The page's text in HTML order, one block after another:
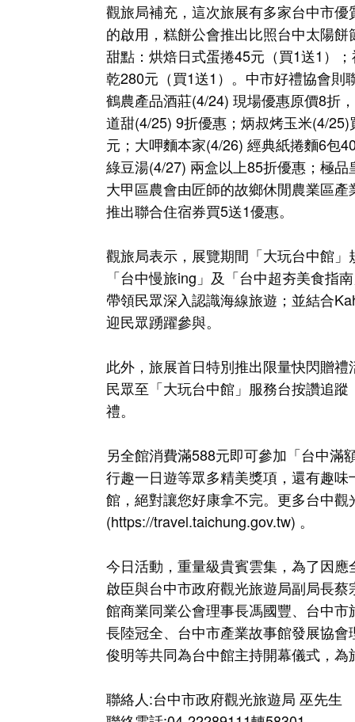
觀旅局補充，這次旅展有多家台中市
的啟用，糕餅公會推出比照台中太陽
甜點：烘焙日式蛋捲45元（買1送1）
乾280元（買1送1）。中市好禮協會
鶴農產品酒莊(4/24) 現場優惠原價8折
道甜(4/25) 9折優惠；炳叔烤玉米(4/
元；大呷麵本家(4/26) 經典紙捲麵6包
綠豆湯(4/27) 兩盒以上85折優惠；極
大甲區農會由匠師的故鄉休閒農業區
推出聯合住宿券買5送1優惠。
觀旅局表示，展覽期間「大玩台中館
「台中慢旅ing」及「台中超夯美食指
帶領民眾深入認識海線旅遊；並結合
迎民眾踴躍參與。
此外，旅展首日特別推出限量快閃贈
民眾至「大玩台中館」服務台按讚追
禮。
另全館消費滿588元即可參加「台中滿
行趣一日遊等眾多精美獎項，還有趣
館，絕對讓您好康拿不完。更多台中
(https://travel.taichung.gov.tw) 。
今日活動，重量級貴賓雲集，為了因
啟臣與台中市政府觀光旅遊局副局長
館商業同業公會理事長馮國豐、台中
長陸冠全、台中市產業故事館發展協
俊明等共同為台中館主持開幕儀式，為
聯絡人:台中市政府觀光旅遊局 巫先生